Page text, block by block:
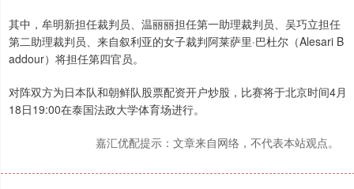
其中，牟明新担任裁判员、温丽丽担任第一助理裁判员、吴巧立担任
第二助理裁判员、来自叙利亚的女子裁判阿莱萨里·巴杜尔（Alesari B
addour）将担任第四官员。
对阵双方为日本队和朝鲜队股票配资开户炒股，比赛将于北京时间4月
18日19:00在泰国法政大学体育场进行。
嘉汇优配提示：文章来自网络，不代表本站观点。